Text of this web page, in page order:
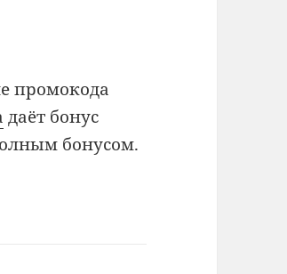
промокода
даёт бонус
бонусом.